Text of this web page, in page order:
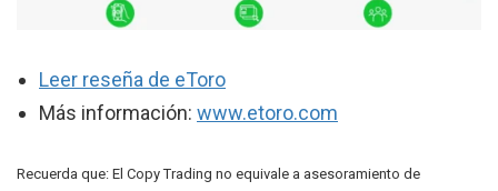
Leer reseña de eToro
Más información: www.etoro.com
Recuerda que: El Copy Trading no equivale a asesoramiento de